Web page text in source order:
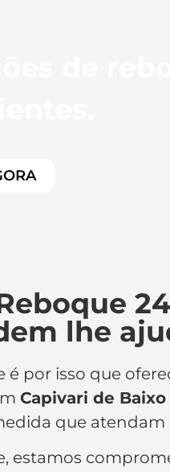
lhe
é por isso que
Capivari de Baixo
que atendam
estamos